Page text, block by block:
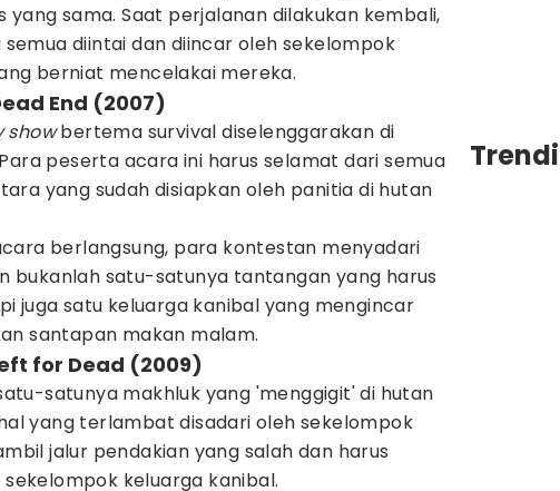
yang sama. Saat perjalanan dilakukan kembali,
diintai dan diincar oleh sekelompok
berniat mencelakai mereka.
End (2007)
showbertema survival diselenggarakan di
peserta acara ini harus selamat dari semua
yang sudah disiapkan oleh panitia di hutan
berlangsung, para kontestan menyadari
bukanlah satu-satunya tantangan yang harus
juga satu keluarga kanibal yang mengincar
santapan makan malam.
for Dead (2009)
satunya makhluk yang 'menggigit' di hutan
yang terlambat disadari oleh sekelompok
jalur pendakian yang salah dan harus
keluarga kanibal.